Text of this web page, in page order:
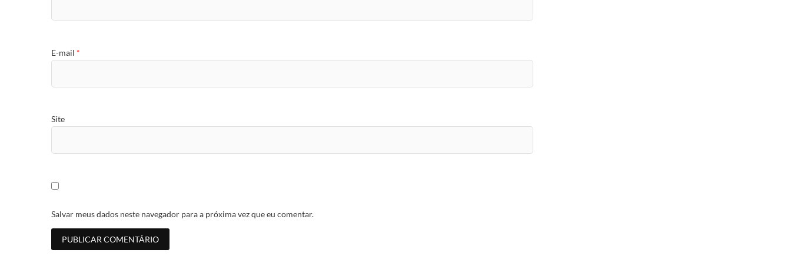
E-mail *
Site
Salvar meus dados neste navegador para a próxima vez que eu comentar.